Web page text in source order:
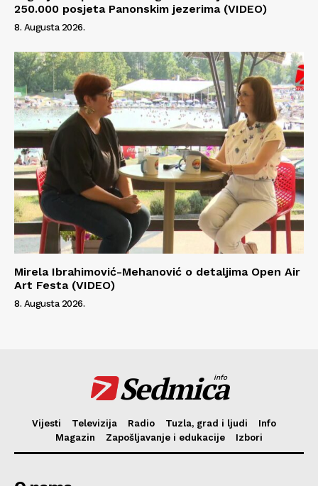
250.000 posjeta Panonskim jezerima (VIDEO)
8. Augusta 2026.
Mirela Ibrahimović-Mehanović o detaljima Open Air
Art Festa (VIDEO)
8. Augusta 2026.
Sedmica
info
Vijesti Televizija Radio Tuzla, grad i ljudi
Info
Magazin
Zapošljavanje i edukacije Izbori